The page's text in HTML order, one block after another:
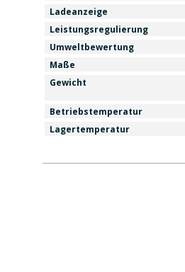
Ladeanzeige
Leistungsregulierung
Umweltbewertung
Maße
Gewicht
Betriebstemperatur
Lagertemperatur